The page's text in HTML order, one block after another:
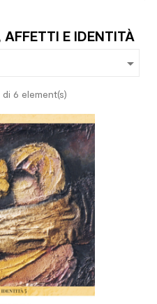
E IDENTITÀ

6 element(s)